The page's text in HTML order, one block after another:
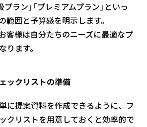
プラン」「プレミアムプラン」といっ
範囲と予算感を明示します。
客様は自分たちのニーズに最適なプ
ります。
ックリストの準備
に提案資料を作成できるように、フ
クリストを用意しておくと効率的で